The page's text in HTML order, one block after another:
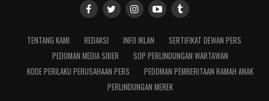
TENTANG KAMI REDAKSI INFO IKLAN
SERTIFIKAT DEWAN PERS
PEDOMAN MEDIA SIBER
SOP PERLINDUNGAN WARTAWAN
KODE PERILAKU PERUSAHAAN PERS
PEDOMAN PEMBERITAAN RAMAH ANAK
PERLINDUNGAN MEREK